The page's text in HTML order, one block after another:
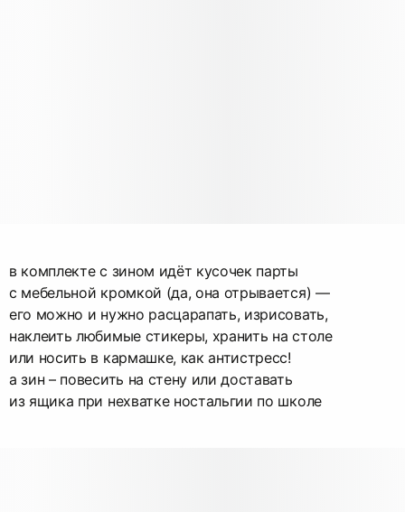
в комплекте с зином идёт кусочек парты
с мебельной кромкой (да, она отрывается) —
его можно и нужно расцарапать, изрисовать,
наклеить любимые стикеры, хранить на столе
или носить в кармашке, как антистресс!
а зин – повесить на стену или доставать
из ящика при нехватке ностальгии по школе